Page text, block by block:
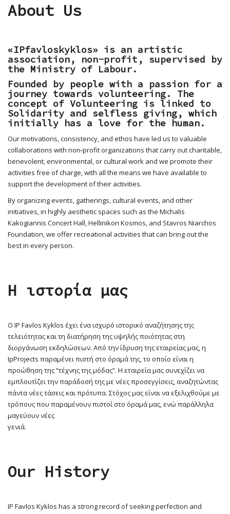
About Us
«ΙPfavloskyklos» is an artistic
association, non-profit, supervised by
the Ministry of Labour.
Founded by people with a passion for a
journey towards volunteering. The
concept of Volunteering is linked to
Solidarity and selfless giving, which
initially has a love for the human.
Our motivations, consistency, and ethos have led us to valuable
collaborations with non-profit organizations that carry out charitable,
benevolent, environmental, or cultural work and we promote their
activities free of charge, with all the means we have available to
support the development of their activities.
By organizing events, gatherings, cultural events, and other
initiatives, in highly aesthetic spaces such as the Michalis
Kakogiannis Concert Hall, Hellinikon Kosmos, and Stavros Niarchos
Foundation, we offer recreational activities that can bring out the
best in every person.
Η ιστορία μας
Ο IP Favlos Kyklos έχει ένα ισχυρό ιστορικό αναζήτησης της
τελειότητας και τη διατήρηση της υψηλής ποιότητας στη
διοργάνωση εκδηλώσεων. Από την ίδρυση της εταιρείας μας, η
IpProjects παραμένει πιστή στο όραμά της, το οποίο είναι η
προώθηση της “τέχνης της μόδας”. Η εταιρεία μας συνεχίζει να
εμπλουτίζει την παράδοσή της με νέες προσεγγίσεις, αναζητώντας
πάντα νέες τάσεις και πρότυπα. Στόχος μας είναι να εξελιχθούμε με
τρόπους που παραμένουν πιστοί στο όραμά μας, ενώ παράλληλα
μαγεύουν νέες
γενιά.
Our History
IP Favlos Kyklos has a strong record of seeking perfection and